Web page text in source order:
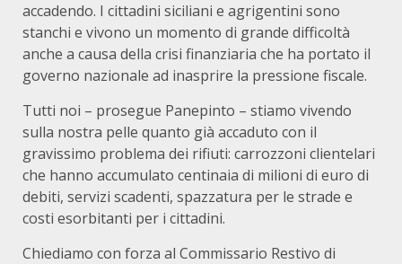
accadendo. I cittadini siciliani e agrigentini sono
stanchi e vivono un momento di grande difficoltà
anche a causa della crisi finanziaria che ha portato il
governo nazionale ad inasprire la pressione fiscale.
Tutti noi – prosegue Panepinto – stiamo vivendo
sulla nostra pelle quanto già accaduto con il
gravissimo problema dei rifiuti: carrozzoni clientelari
che hanno accumulato centinaia di milioni di euro di
debiti, servizi scadenti, spazzatura per le strade e
costi esorbitanti per i cittadini.
Chiediamo con forza al Commissario Restivo di